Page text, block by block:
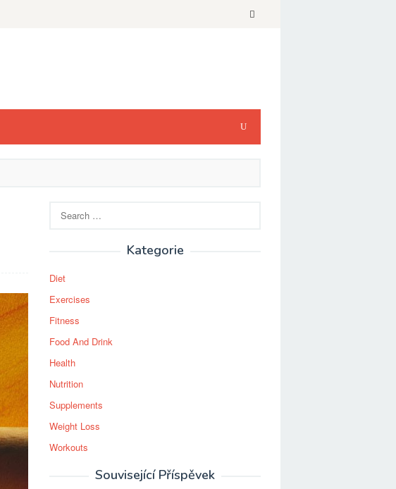
for:
Kategorie
Diet
Exercises
Fitness
Food And Drink
Health
Nutrition
Supplements
Weight Loss
Workouts
Související Příspěvek